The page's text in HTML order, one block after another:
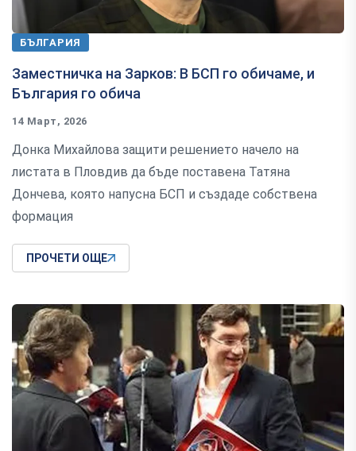
БЪЛГАРИЯ
Заместничка на Зарков: В БСП го обичаме, и
България го обича
14 Март, 2026
Донка Михайлова защити решението начело на
листата в Пловдив да бъде поставена Татяна
Дончева, която напусна БСП и създаде собствена
формация
ПРОЧЕТИ ОЩЕ